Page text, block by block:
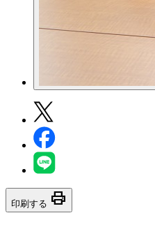
印刷する print